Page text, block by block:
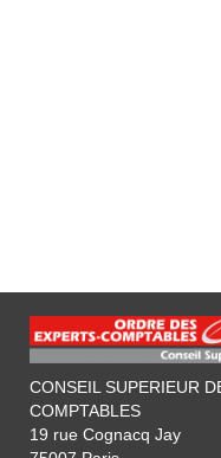
CONSEIL SUPERIEUR
COMPTABLES
19 rue Cognacq Jay